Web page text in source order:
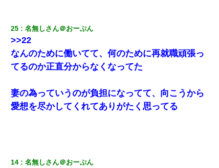
25 名無しさん＠おーぷん
>>22
なんのために働いてて、何のために再就職頑張っ
てるのか正直分からなくなってた
妻の為っていうのが負担になってて、向こうから
愛想を尽かしてくれてありがたく思ってる
14 名無しさん＠おーぷん